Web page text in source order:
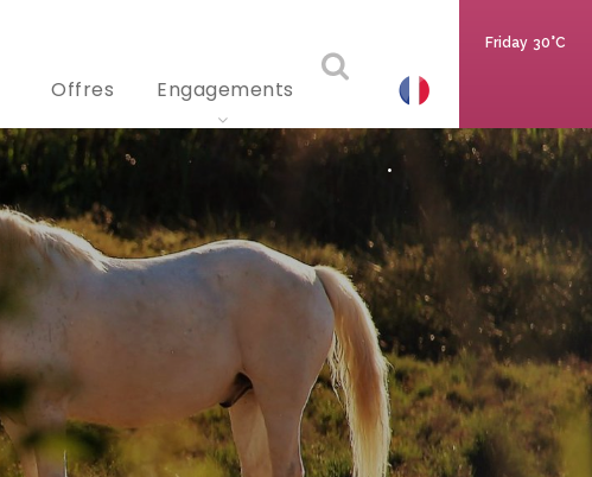
Offres Engagements
Friday 30°C